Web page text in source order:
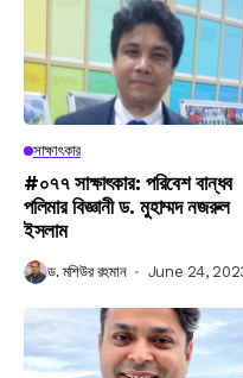
সাক্ষাৎকার
#০৭৭ সাক্ষাৎকার: পরিবেশ বান্ধব
পলিমার বিজ্ঞানী ড. মুহাম্মদ নজরুল
ইসলাম
ড. মশিউর রহমান June 24,